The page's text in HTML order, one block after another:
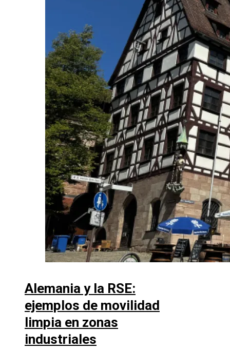
Alemania y la RSE:
ejemplos de movilidad
limpia en zonas
industriales